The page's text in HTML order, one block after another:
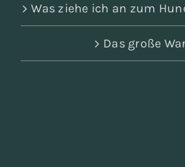
Was ziehe ich an zum
Das große